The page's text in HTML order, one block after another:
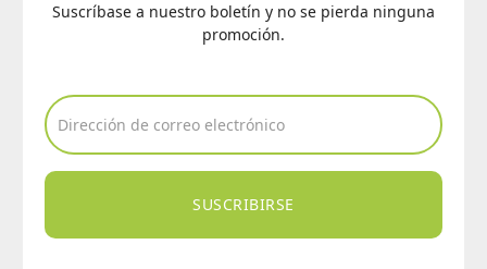
Suscríbase a nuestro boletín y no se pierda ninguna
promoción.
SUSCRIBIRSE